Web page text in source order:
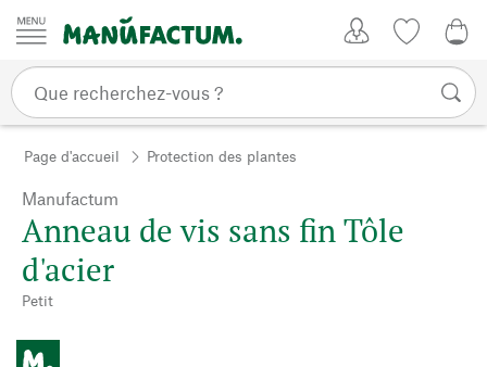
Passer au contenu
Page d'accueil Protection des plantes
Manufactum
Anneau de vis sans fin Tôle
d'acier
Petit